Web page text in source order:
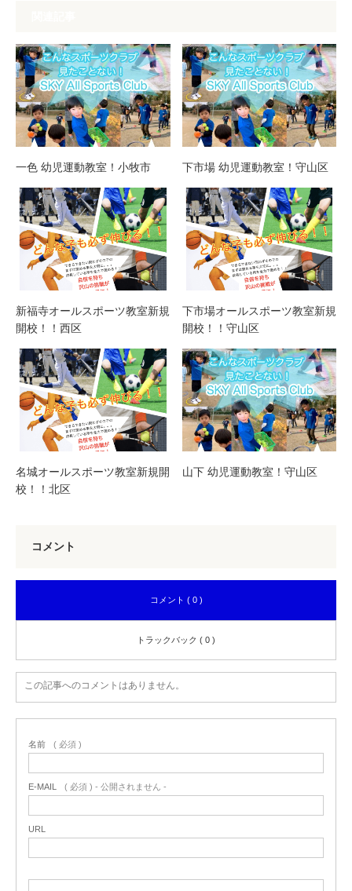
一色 幼児運動教室！小牧市 下市場 幼児運動教室！守山区
新福寺オールスポーツ教室新規
開校！！西区
下市場オールスポーツ教室新規
開校！！守山区
名城オールスポーツ教室新規開
校！！北区
山下 幼児運動教室！守山区
コメント
コメント ( 0 )
トラックバック ( 0 )
この記事へのコメントはありません。
名前 ( 必須 )
E-MAIL ( 必須 ) - 公開されません -
URL